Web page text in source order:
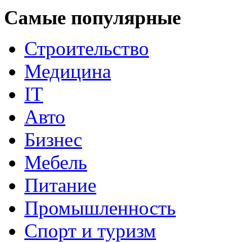
Самые популярные
Строительство
Медицина
IT
Авто
Бизнес
Мебель
Питание
Промышленность
Спорт и туризм